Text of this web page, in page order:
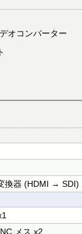
オコンバーター
換器 (HDMI → SDI)
メス x2